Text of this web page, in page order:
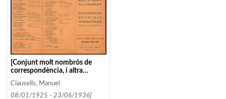
[Conjunt molt nombrós de
correspondència, i altra
Fritz Horwitz i Manuel
Clausells entre 1925 i 1936]
Clausells, Manuel
08/01/1925 - 23/06/1936]